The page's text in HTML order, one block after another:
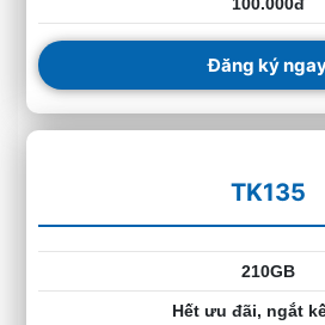
Đăng ký
TK135
210GB
Hết ưu đãi, ngắt